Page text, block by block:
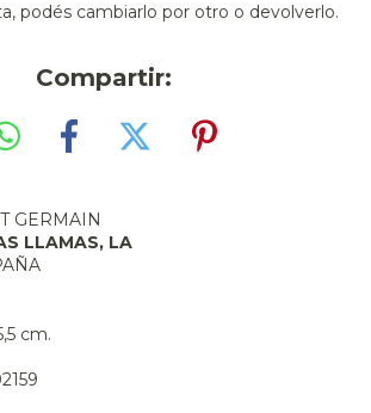
podés cambiarlo por otro o devolverlo.
Compartir:
GERMAIN
LLAMAS, LA
cm.